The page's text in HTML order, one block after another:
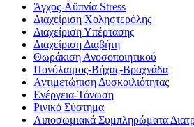
Άγχος-Αϋπνία Stress
Διαχείριση Χοληστερόλης
Διαχείριση Υπέρτασης
Διαχείριση Διαβήτη
Θωράκιση Ανοσοποιητικού
Πονόλαιμος-Βήχας-Βραχνάδα
Αντιμετώπιση Δυσκοιλιότητας
Eνέργεια-Τόνωση
Ρινικό Σύστημα
Λιποσωμιακά Συμπληρώματα